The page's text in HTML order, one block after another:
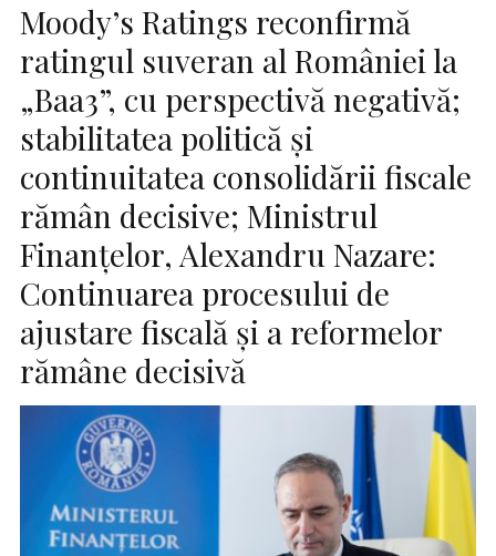
Moody’s Ratings reconfirmă
ratingul suveran al României la
„Baa3”, cu perspectivă negativă;
stabilitatea politică și
continuitatea consolidării fiscale
rămân decisive; Ministrul
Finanțelor, Alexandru Nazare:
Continuarea procesului de
ajustare fiscală și a reformelor
rămâne decisivă